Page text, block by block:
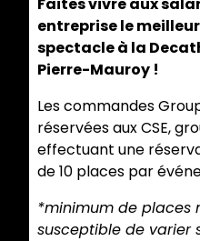
entreprise le
spectacle à la
Pierre-Mauroy !
Les commandes
réservées aux CSE,
effectuant une
de 10 places par
*minimum de places
susceptible de varier